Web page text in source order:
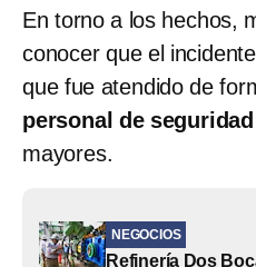
En torno a los hechos,
conocer que el incidente
que fue atendido de
personal de seguridad
mayores.
NEGOCIOS
Refinería Dos